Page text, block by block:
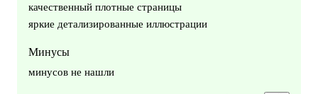
качественный плотные страницы
яркие детализированные иллюстрации
Минусы
минусов не нашли